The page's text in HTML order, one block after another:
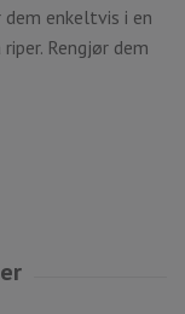
enkeltvis i en
Rengjør dem